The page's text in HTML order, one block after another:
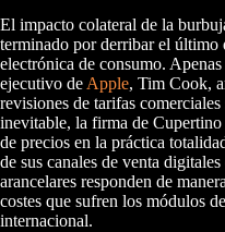
El impacto colateral de la
terminado por derribar el último
electrónica de consumo.
ejecutivo de Apple, Tim Cook,
revisiones de tarifas
inevitable, la firma de Cupertino
de precios en la práctica
de sus canales de venta
arancelares responden de
costes que sufren los módulos
internacional.